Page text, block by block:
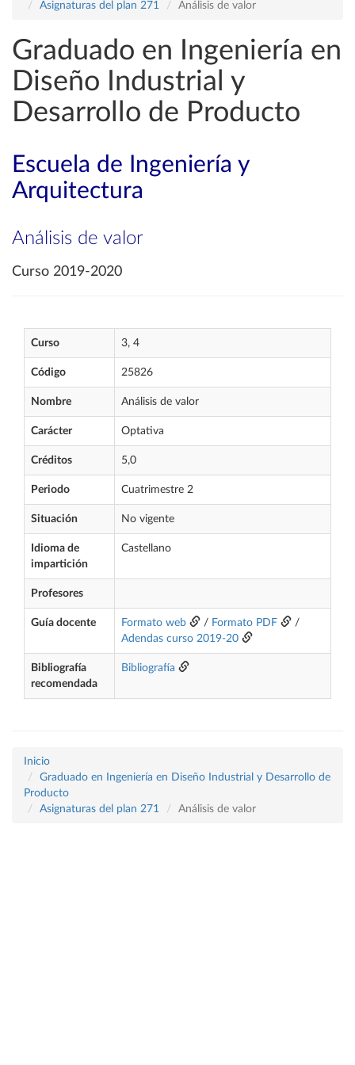
Asignaturas del plan 271
Análisis de valor
Graduado en Ingeniería en
Diseño Industrial y
Desarrollo de Producto
Escuela de Ingeniería y
Arquitectura
Análisis de valor
Curso 2019-2020
Curso 3, 4
Código 25826
Nombre Análisis de valor
Carácter Optativa
Créditos 5,0
Periodo Cuatrimestre 2
Situación No vigente
Idioma de
impartición
Castellano
Profesores
Guía docente Formato web / Formato PDF
/
Adendas curso 2019-20
Bibliografía
recomendada
Bibliografía
Inicio
Graduado en Ingeniería en Diseño Industrial y Desarrollo de
Producto
Asignaturas del plan 271
Análisis de valor